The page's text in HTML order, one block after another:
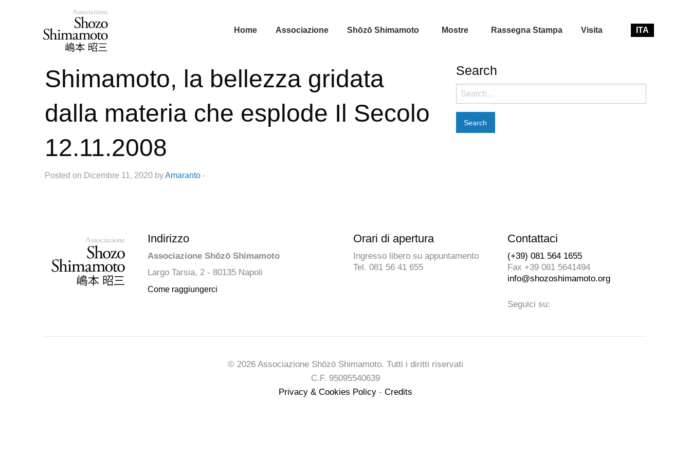
Home Associazione Shōzō Shimamoto Mostre Rassegna Stampa Visita ITA
Shimamoto, la bellezza gridata
dalla materia che esplode Il Secolo
12.11.2008
Posted on Dicembre 11, 2020 byAmaranto -
Search
Search
for:
Indirizzo
Associazione Shōzō Shimamoto
Largo Tarsia, 2 - 80135 Napoli
Come raggiungerci
Orari di apertura
Ingresso libero su appuntamento
Tel. 081 56 41 655
Contattaci
(+39) 081 564 1655
Fax +39 081 5641494
info@shozoshimamoto.org
Seguici su:
© 2026 Associazione Shōzō Shimamoto. Tutti i diritti riservati
C.F. 95095540639
Privacy & Cookies Policy - Credits